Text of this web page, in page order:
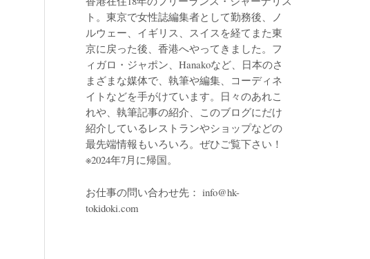
ト。東京で女性誌編集者として勤務後、ノ
ルウェー、イギリス、スイスを経てまた東
京に戻った後、香港へやってきました。フ
ィガロ・ジャポン、Hanakoなど、日本のさ
まざまな媒体で、執筆や編集、コーディネ
イトなどを手がけています。日々のあれこ
れや、執筆記事の紹介、このブログにだけ
紹介しているレストランやショップなどの
最先端情報もいろいろ。ぜひご覧下さい！
※2024年7月に帰国。
お仕事の問い合わせ先： info@hk-
tokidoki.com